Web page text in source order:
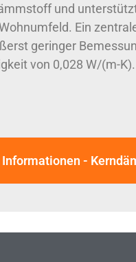
und
Ein
geringer
von 0,028 W/(m-K).
-